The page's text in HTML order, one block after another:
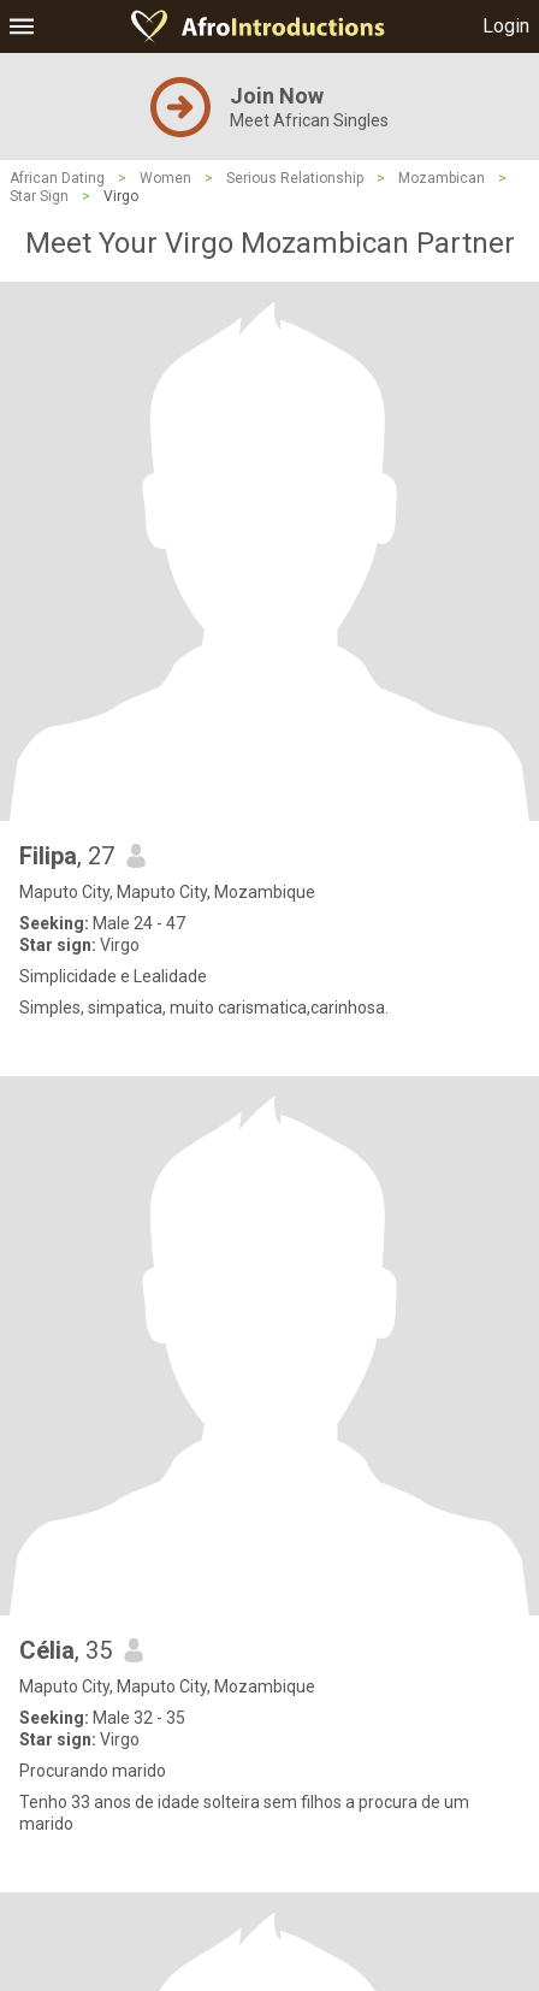
Login
Join Now
Meet African Singles
African Dating > Women > Serious Relationship > Mozambican
>
Star Sign
> Virgo
Meet Your Virgo Mozambican Partner
Filipa, 27
Maputo City, Maputo City, Mozambique
Seeking: Male 24 - 47
Star sign: Virgo
Simplicidade e Lealidade
Simples, simpatica, muito carismatica,carinhosa.
Célia, 35
Maputo City, Maputo City, Mozambique
Seeking: Male 32 - 35
Star sign: Virgo
Procurando marido
Tenho 33 anos de idade solteira sem filhos a procura de um
marido